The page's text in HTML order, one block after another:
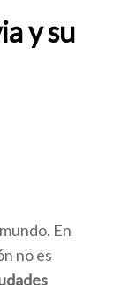
y su
En
no es